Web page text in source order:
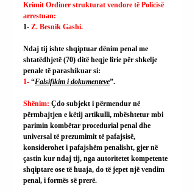
Krimit Ordiner strukturat vendore të Policisë
arrestuan:
1- Z. Besnik Gashi.
Ndaj tij ishte shqiptuar dënim penal me
shtatëdhjetë (70) ditë heqje lirie për shkelje
penale të parashikuar si:
1- “Falsifikim i dokumenteve”.
Shënim: Çdo subjekt i përmendur në
përmbajtjen e këtij artikulli, mbështetur mbi
parimin kombëtar procedurial penal dhe
universal të prezumimit të pafajsisë,
konsiderohet i pafajshëm penalisht, gjer në
çastin kur ndaj tij, nga autoritetet kompetente
shqiptare ose të huaja, do të jepet një vendim
penal, i formës së prerë.